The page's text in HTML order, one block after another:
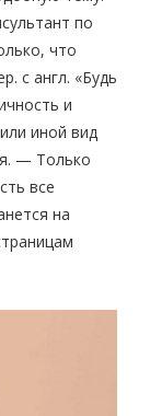
по
что
с англ. «Будь
и
иной вид
— Только
все
на